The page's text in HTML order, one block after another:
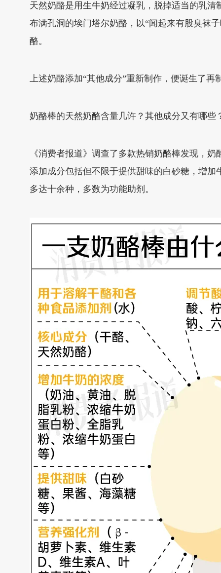
天然奶酪是用生牛奶经过凝乳，脱掉适当的乳
布满孔洞的埃门塔尔奶酪，以“闻起来有股臭袜
酪。
上述奶酪添加“其他成分”重新制作，便诞生了
奶酪棒的天然奶酪含量几许？其他成分又有哪些
《消费者报道》调查了多款热销奶酪棒发现，
添加成分包括但不限于提供甜味的白砂糖，增
多达十余种，多数为功能助剂。